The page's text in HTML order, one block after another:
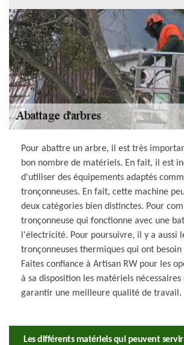
Pour abattre un arbre, il est très
bon nombre de matériels. En fait, il est
d'utiliser des équipements adaptés
tronçonneuses. En fait, cette machine
deux catégories bien distinctes. Pour
tronçonneuse qui fonctionne avec une
l'électricité. Pour poursuivre, il y a aussi
tronçonneuses thermiques qui ont besoin
Faites confiance à Artisan RW pour les
à sa disposition les matériels nécessaires
garantir une meilleure qualité de travail.
Les différents matériels qui peuvent